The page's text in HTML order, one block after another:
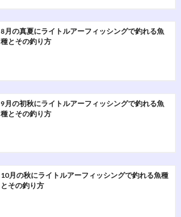
8月の真夏にライトルアーフィッシングで釣れる魚
種とその釣り方
9月の初秋にライトルアーフィッシングで釣れる魚
種とその釣り方
10月の秋にライトルアーフィッシングで釣れる魚種
とその釣り方